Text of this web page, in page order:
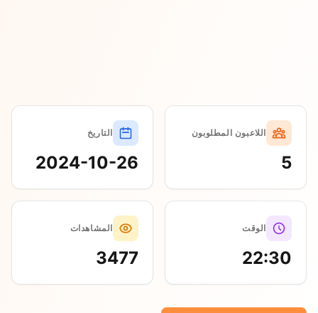
اللاعبون المطلوبون
5
التاريخ
2024-10-26
الوقت
22:30
المشاهدات
3477